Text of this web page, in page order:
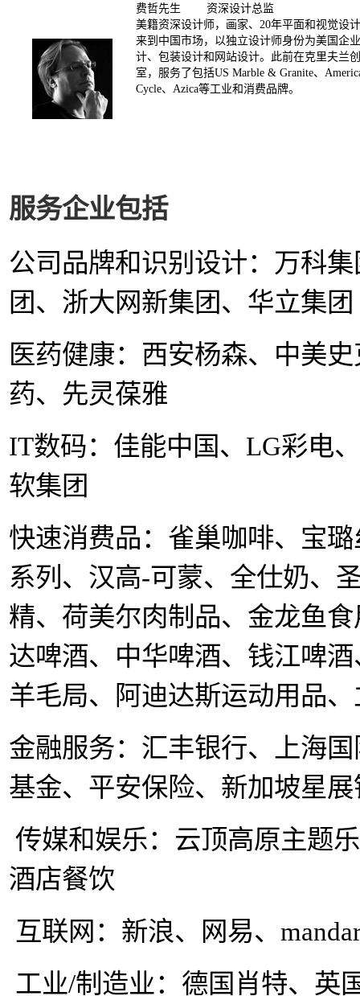
费哲先生 资深设计总监
美籍资深设计师，画家、20年平面和视觉设
来到中国市场，以独立设计师身份为美国企
计、包装设计和网站设计。此前在克里夫兰
室，服务了包括US Marble & Granite、
Cycle、Azica等工业和消费品牌。
服务企业包括
公司品牌和识别设计：万科
团、浙大网新集团、华立集团
医药健康：西安杨森、中美
药、先灵葆雅
IT数码：佳能中国、 LG彩电、
软集团
快速消费品：雀巢咖啡、 宝
系列、汉高-可蒙、全仕奶、
精、荷美尔肉制品、金龙鱼
达啤酒、中华啤酒、钱江啤
羊毛局、阿迪达斯运动用品
金融服务：汇丰银行、上海
基金、平安保险、新加坡星
传媒和娱乐：云顶高原主题
酒店餐饮
互联网：新浪、网易、
工业/制造业：德国肖特、 英